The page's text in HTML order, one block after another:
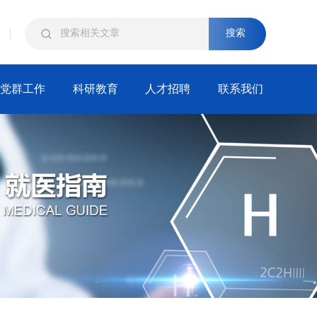
搜索
党群工作 科研教育 人才招聘 联系我们